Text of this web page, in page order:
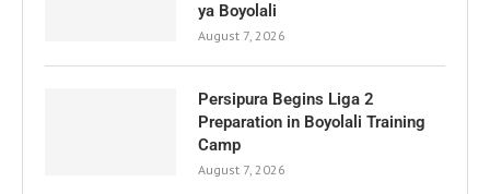
ya Boyolali
August 7, 2026
Persipura Begins Liga 2
Preparation in Boyolali Training
Camp
August 7, 2026